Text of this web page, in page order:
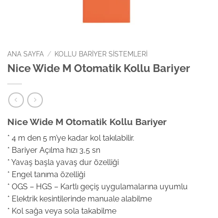
ANA SAYFA / KOLLU BARIYER SISTEMLERI
Nice Wide M Otomatik Kollu Bariyer
Nice Wide M Otomatik Kollu Bariyer
* 4 m den 5 m’ye kadar kol takılabilir.
* Bariyer Açılma hızı 3,5 sn
* Yavaş başla yavaş dur özelliği
* Engel tanıma özelliği
* OGS – HGS – Kartlı geçiş uygulamalarına uyumlu
* Elektrik kesintilerinde manuale alabilme
* Kol sağa veya sola takabilme